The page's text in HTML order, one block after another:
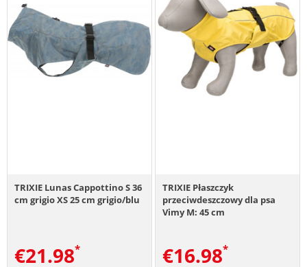
TRIXIE Lunas Cappottino S 36
cm grigio XS 25 cm grigio/blu
€21.98
TRIXIE Płaszczyk
przeciwdeszczowy dla psa
Vimy M: 45 cm
€16.98